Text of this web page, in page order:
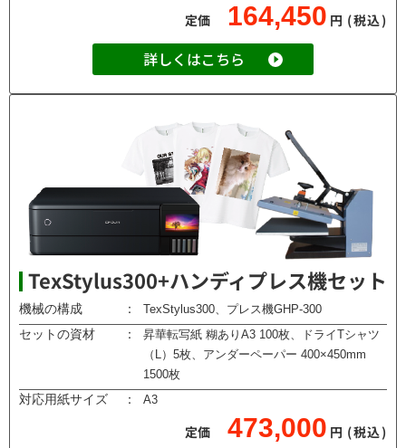
定価 164,450 円 (税込)
詳しくはこちら
TexStylus300+ハンディプレス機セット
機械の構成 ： TexStylus300、プレス機GHP-300
セットの資材 ：
昇華転写紙 糊ありA3 100枚、ドライTシャツ
（L）5枚、アンダーペーパー 400×450mm
1500枚
対応用紙サイズ ： A3
定価 473,000 円 (税込)